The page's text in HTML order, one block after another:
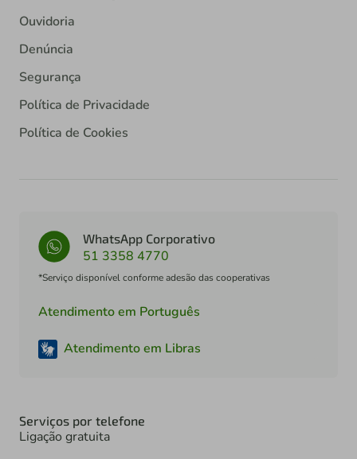
Ouvidoria
Denúncia
Segurança
Política de Privacidade
Política de Cookies
WhatsApp Corporativo
51 3358 4770
*Serviço disponível conforme adesão das cooperativas
Atendimento em Português
Atendimento em Libras
Serviços por telefone
Ligação gratuita